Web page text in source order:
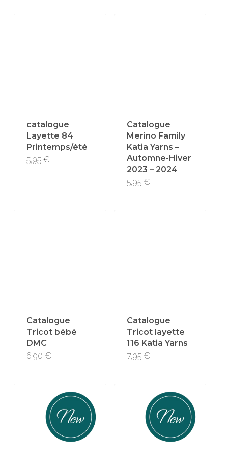
catalogue
Layette 84
Printemps/été
5,95 €
Catalogue
Merino Family
Katia Yarns –
Automne-Hiver
2023 – 2024
5,95 €
Catalogue
Tricot bébé
DMC
6,90 €
Catalogue
Tricot layette
116 Katia Yarns
7,95 €